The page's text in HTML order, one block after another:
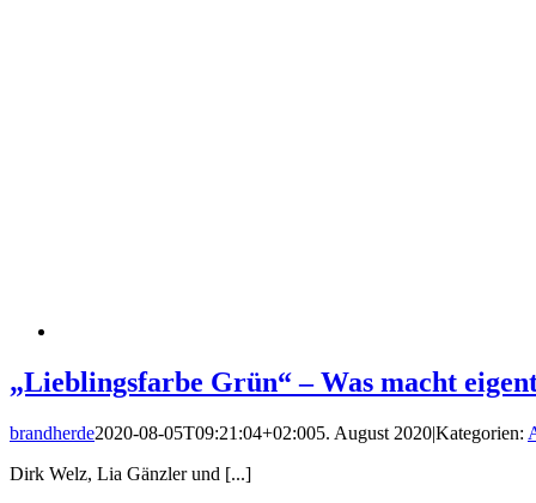
„Lieblingsfarbe Grün“ – Was macht
brandherde2020-08-05T09:21:04+02:005. August 2020|Kategorien:
Dirk Welz, Lia Gänzler und [...]